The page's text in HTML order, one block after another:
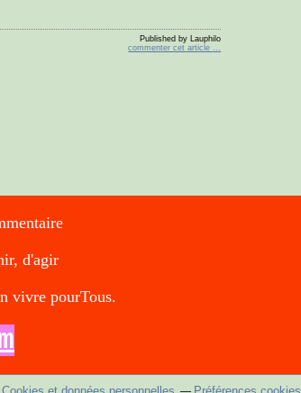
Published by Lauphilo
commenter cet article …
d'agir
vivre pourTous.